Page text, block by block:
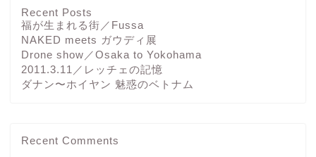
Recent Posts
福が生まれる街／Fussa
NAKED meets ガウディ展
Drone show／Osaka to Yokohama
2011.3.11／レッチェの記憶
ダナン〜ホイヤン 魅惑のベトナム
Recent Comments